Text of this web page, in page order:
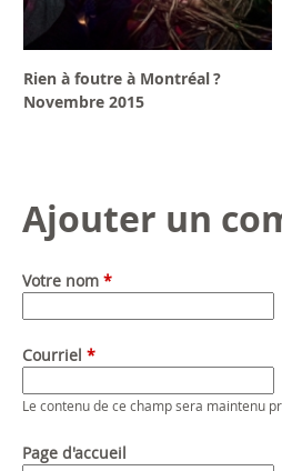
Rien à foutre à Montréal ?
Novembre 2015
Ajouter un
Votre nom *
Courriel *
Le contenu de ce champ sera maintenu
Page d'accueil